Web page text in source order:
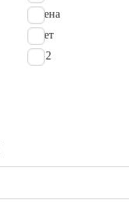
семена
пакет
1.5-2